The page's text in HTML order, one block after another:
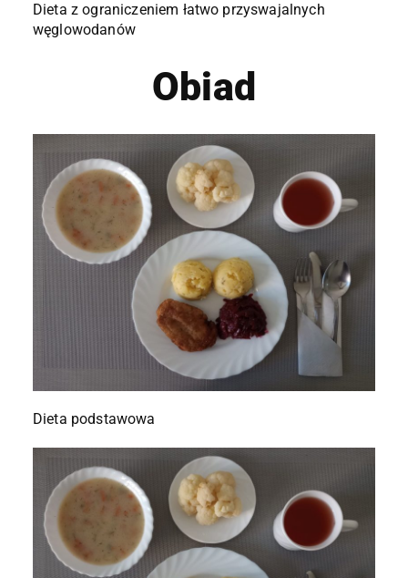
Dieta z ograniczeniem łatwo przyswajalnych
węglowodanów
Obiad
Dieta podstawowa